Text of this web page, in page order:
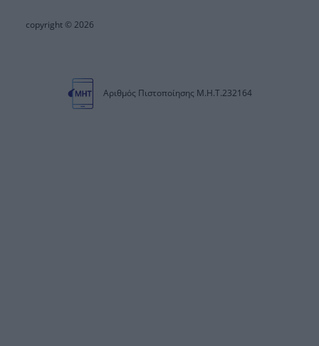
copyright © 2026
Αριθμός Πιστοποίησης Μ.Η.Τ.232164